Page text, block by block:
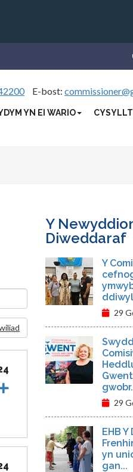
E-bost:
YN EI WARIO
Y
Diweddaraf
Y
29
29
EHB
yn
gan...